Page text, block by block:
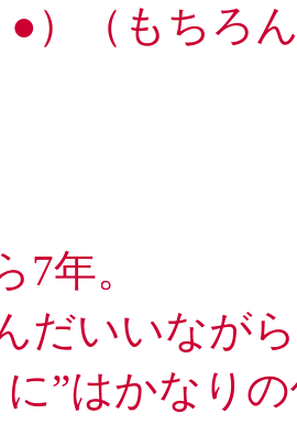
●）（もちろ
7年。
だいいなが
”はかなり